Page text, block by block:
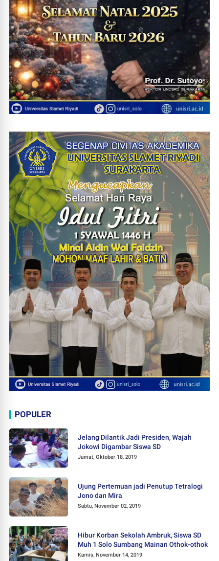
POPULER
Jelang Dilantik Jadi Presiden, Wajah
Jokowi Digambar Siswa SD
Jumat, Oktober 18, 2019
Ujung Pertemuan jadi Penutup Tetralogi
Jono dan Mira
Sabtu, November 02, 2019
Hibur Korban Sekolah Ambruk, Siswa SD
Muh 1 Solo Sumbang Mainan Othok-othok
Kamis, November 14, 2019